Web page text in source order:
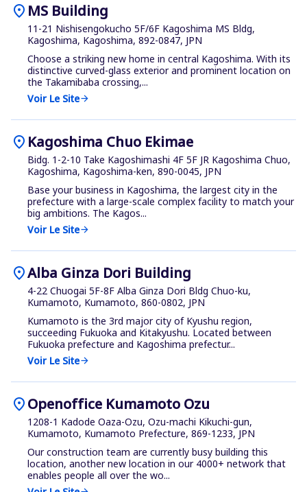
location_on MS Building
11-21 Nishisengokucho 5F/6F Kagoshima MS Bldg,
Kagoshima, Kagoshima, 892-0847, JPN
Choose a striking new home in central Kagoshima. With its
distinctive curved-glass exterior and prominent location on
the Takamibaba crossing,...
Voir Le Sitearrow_forward
location_on Kagoshima Chuo Ekimae
Bidg. 1-2-10 Take Kagoshimashi 4F 5F JR Kagoshima Chuo,
Kagoshima, Kagoshima-ken, 890-0045, JPN
Base your business in Kagoshima, the largest city in the
prefecture with a large-scale complex facility to match your
big ambitions. The Kagos...
Voir Le Sitearrow_forward
location_onAlba Ginza Dori Building
4-22 Chuogai 5F-8F Alba Ginza Dori Bldg Chuo-ku,
Kumamoto, Kumamoto, 860-0802, JPN
Kumamoto is the 3rd major city of Kyushu region,
succeeding Fukuoka and Kitakyushu. Located between
Fukuoka prefecture and Kagoshima prefectur...
Voir Le Sitearrow_forward
location_onOpenoffice Kumamoto Ozu
1208-1 Kadode Oaza-Ozu, Ozu-machi Kikuchi-gun,
Kumamoto, Kumamoto Prefecture, 869-1233, JPN
Our construction team are currently busy building this
location, another new location in our 4000+ network that
enables people all over the wo...